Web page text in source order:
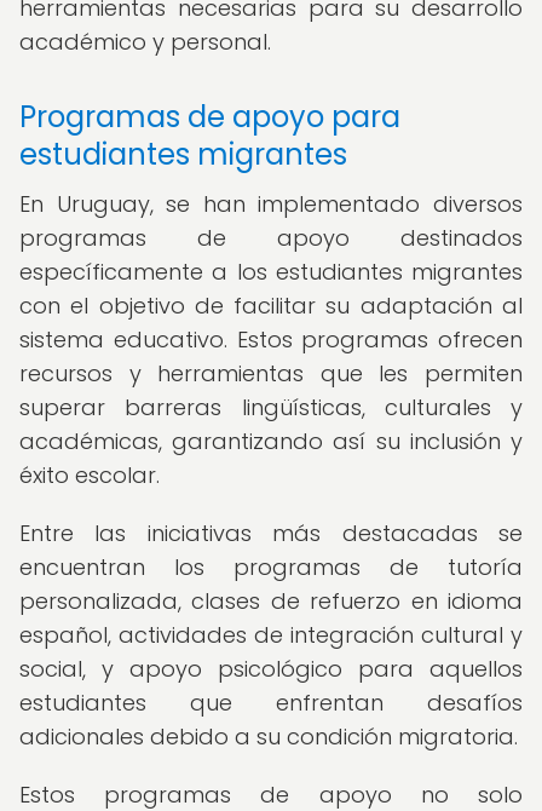
herramientas necesarias para su desarrollo
académico y personal.
Programas de apoyo para
estudiantes migrantes
En Uruguay, se han implementado diversos
programas de apoyo destinados
específicamente a los estudiantes migrantes
con el objetivo de facilitar su adaptación al
sistema educativo. Estos programas ofrecen
recursos y herramientas que les permiten
superar barreras lingüísticas, culturales y
académicas, garantizando así su inclusión y
éxito escolar.
Entre las iniciativas más destacadas se
encuentran los programas de tutoría
personalizada, clases de refuerzo en idioma
español, actividades de integración cultural y
social, y apoyo psicológico para aquellos
estudiantes que enfrentan desafíos
adicionales debido a su condición migratoria.
Estos programas de apoyo no solo